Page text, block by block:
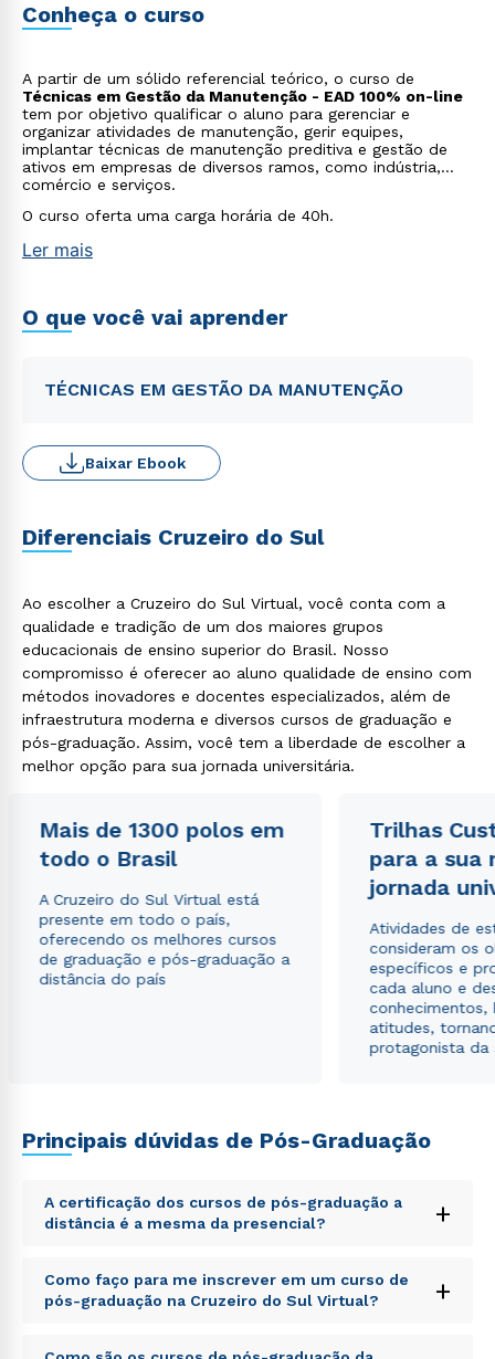
Conheça o curso
A partir de um sólido referencial teórico, o curso de
Técnicas em Gestão da Manutenção - EAD 100% on-line
tem por objetivo qualificar o aluno para gerenciar e
organizar atividades de manutenção, gerir equipes,
implantar técnicas de manutenção preditiva e gestão de
ativos em empresas de diversos ramos, como indústria,
comércio e serviços.
O curso oferta uma carga horária de 40h.
Ler mais
O que você vai aprender
TÉCNICAS EM GESTÃO DA MANUTENÇÃO
Baixar Ebook
Diferenciais Cruzeiro do Sul
Ao escolher a Cruzeiro do Sul Virtual, você conta com a
qualidade e tradição de um dos maiores grupos
educacionais de ensino superior do Brasil. Nosso
compromisso é oferecer ao aluno qualidade de ensino com
métodos inovadores e docentes especializados, além de
infraestrutura moderna e diversos cursos de graduação e
pós-graduação. Assim, você tem a liberdade de escolher a
melhor opção para sua jornada universitária.
Mais de 1300 polos em
todo o Brasil
A Cruzeiro do Sul Virtual está
presente em todo o país,
oferecendo os melhores cursos
de graduação e pós-graduação a
distância do país
Trilhas
para a sua
jornada
Atividades de
consideram os
específicos e
cada aluno e
conhecimentos,
atitudes,
protagonista da
Principais dúvidas de Pós-Graduação
A certificação dos cursos de pós-graduação a
distância é a mesma da presencial?
+
Sed ut perspiciatis unde omnis iste natus error sit
voluptatem accusantium doloremque laudantium,
totam rem aperiam, eaque ipsa quae ab illo inventore
Como faço para me inscrever em um curso de
pós-graduação na Cruzeiro do Sul Virtual?
+
Sed ut perspiciatis unde omnis iste natus error sit
Rápido e fácil
WhatsApp
ou
Estou de acordo com a Política de Privacidade.
autorizo que meus dados sejam utilizados para o